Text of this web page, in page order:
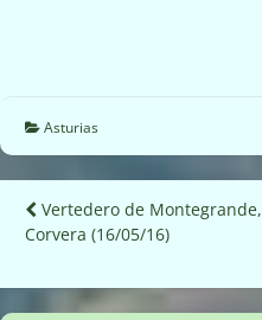
Asturias
Navegación
de
entradas
Vertedero de Montegrande,
Corvera (16/05/16)